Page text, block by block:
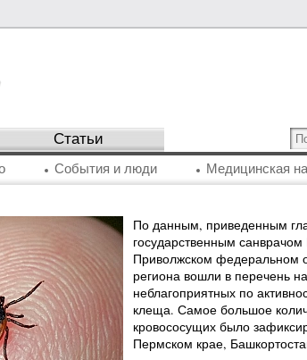
Статьи
События и люди Медицинская
По данным, приведенным
государственным
Приволжском федеральном
региона вошли в перечень
неблагоприятных по
клеща. Самое большое
кровососущих было
Пермском крае,